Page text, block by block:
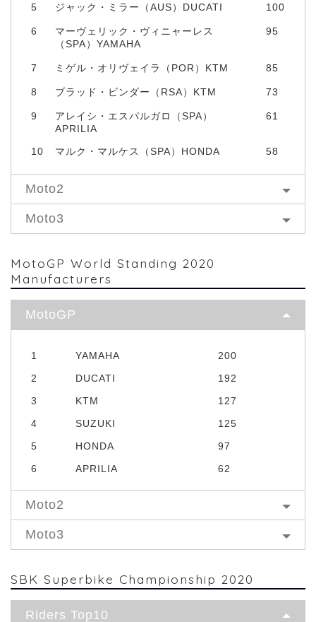
5 ジャック・ミラー（AUS）DUCATI 100
6
マーヴェリック・ヴィニャーレス
（SPA）YAMAHA
95
7 ミゲル・オリヴェイラ（POR）KTM 85
8 ブラッド・ビンダー（RSA）KTM 73
9
アレイシ・エスパルガロ（SPA）
APRILIA
61
10 マルク・マルケス（SPA）HONDA 58
Moto2
Moto3
MotoGP World Standing 2020
Manufacturers
MotoGP
1 YAMAHA
200
2
DUCATI
192
3
KTM
127
4
SUZUKI
125
5
HONDA
97
6
APRILIA 62
Moto2
Moto3
SBK Superbike Championship 2020
Riders Top10